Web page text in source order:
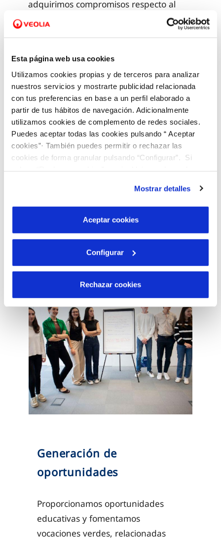
Esta página web usa cookies
Utilizamos cookies propias y de terceros para analizar
nuestros servicios y mostrarte publicidad relacionada
con tus preferencias en base a un perfil elaborado a
partir de tus hábitos de navegación. Adicionalmente
utilizamos cookies de complemento de redes sociales.
Puedes aceptar todas las cookies pulsando “ Aceptar
cookies”· También puedes permitir o rechazar las
cookies de forma granular pulsando “Configurar”. Si
son indispensables para que el sitio web funcione y que
por tanto no se pueden desactivar. Puedes consultar
más información en nuestraPolítica de Cookies
Mostrar detalles
Aceptar cookies
Configurar
Rechazar cookies
adquirimos compromisos respecto al
servicio en materia de
counsel, entre otras acciones.
VALORES
Acción social
Generación de oportunidades
Mejora de la ocupabilidad
Creación de comunidades sostenibles
Generación de
oportunidades
Proporcionamos oportunidades
educativas y fomentamos
vocaciones verdes, relacionadas